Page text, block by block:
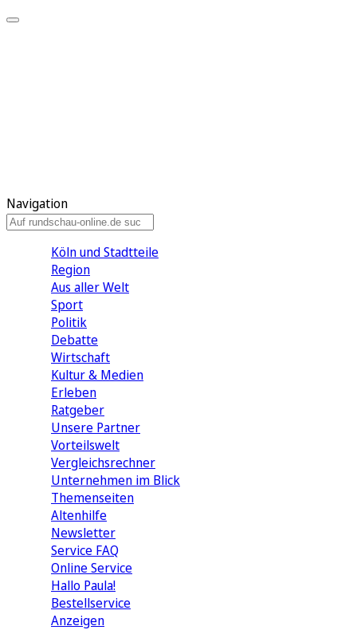
Navigation
Köln und Stadtteile
Region
Aus aller Welt
Sport
Politik
Debatte
Wirtschaft
Kultur & Medien
Erleben
Ratgeber
Unsere Partner
Vorteilswelt
Vergleichsrechner
Unternehmen im Blick
Themenseiten
Altenhilfe
Newsletter
Service FAQ
Online Service
Hallo Paula!
Bestellservice
Anzeigen